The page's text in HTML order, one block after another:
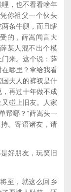
，也不看看啥年
你祖父一个伙头
条牛腿，而且瞎
的，薛嵩闻言大
某人混不出个模
来。这个说：薛
哪里？拿给我看
夫人的裤衩是什
再过十年做不成
碰上旧友。人家
帮哪？”薛嵩头一
。寄语诸友，请
好朋友，玩笑旧
至，就这么回乡